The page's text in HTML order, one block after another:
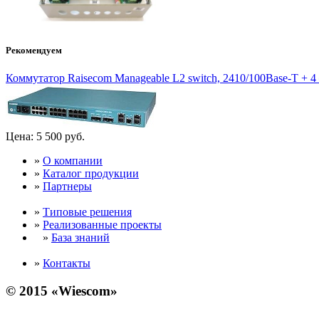
Рекомендуем
Коммутатор Raisecom Manageable L2 switch, 2410/100Base-T +
Цена: 5 500 руб.
» О компании
» Каталог продукции
» Партнеры
» Типовые решения
» Реализованные проекты
» База знаний
» Контакты
© 2015 «Wiescom»